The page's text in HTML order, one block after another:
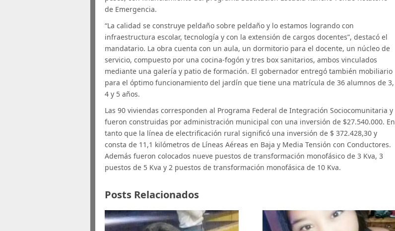
de Emergencia.
“La calidad se construye peldaño sobre peldaño y lo estamos logrando con
infraestructura escolar, tecnología y con la extensión de cargos docentes”, destacó el
mandatario. La obra cuenta con un aula, un dormitorio para el docente, un núcleo de
servicio, compuesto por una cocina-fogón y tres box sanitarios, ambos vinculados
mediante una galería y patio de formación. El gobernador entregó también mobiliario
para el óptimo funcionamiento del jardín que tiene una matrícula de 36 alumnos de 3,
4 y 5 años.
Las 90 viviendas corresponden al Programa Federal de Integración Sociocomunitaria y
fueron construidas por administración municipal con una inversión de $27.540.000. En
tanto que la línea de electrificación rural significó una inversión de $ 372.428,30 y
consta de 11,1 kilómetros de Líneas Aéreas en Baja y Media Tensión con Conductores.
Además fueron colocados nueve puestos de transformación monofásico de 3 Kva, 3
puestos de 5 Kva y 2 puestos de transformación monofásica de 10 Kva.
Posts Relacionados